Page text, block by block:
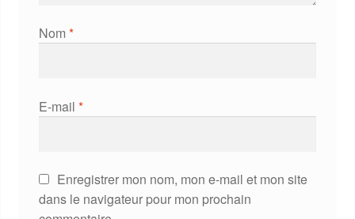
Nom *
E-mail *
Enregistrer mon nom, mon e-mail et mon site
dans le navigateur pour mon prochain